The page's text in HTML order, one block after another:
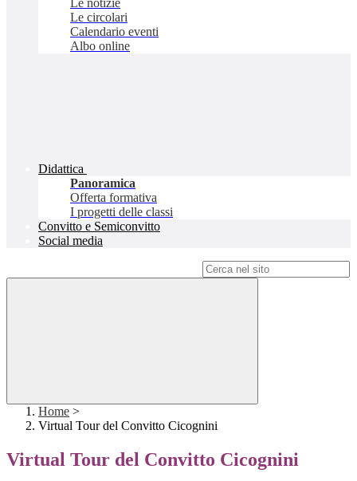
Le notizie
Le circolari
Calendario eventi
Albo online
Didattica
Panoramica
Offerta formativa
I progetti delle classi
Convitto e Semiconvitto
Social media
Home >
Virtual Tour del Convitto Cicognini
Virtual Tour del Convitto Cicognini